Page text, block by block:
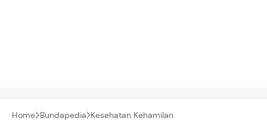
Home Bundapedia Kesehatan Kehamilan